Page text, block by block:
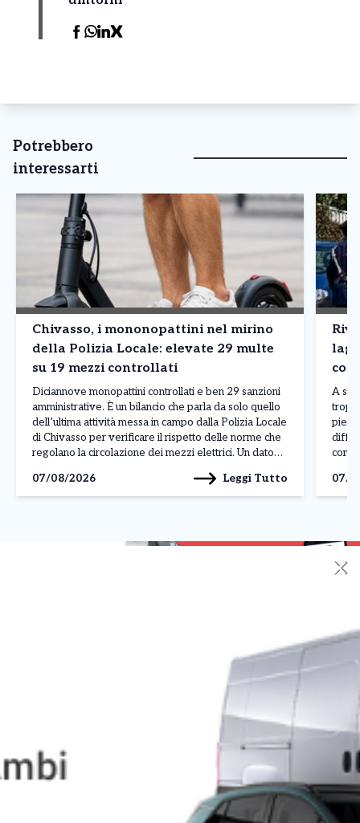
Potrebbero
interessarti
Chivasso, i mononopattini nel mirino
della Polizia Locale: elevate 29 multe
su 19 mezzi controllati
Diciannove monopattini controllati e ben 29 sanzioni
amministrative. È un bilancio che parla da solo quello
dell’ultima attività messa in campo dalla Polizia Locale
di Chivasso per verificare il rispetto delle norme che
regolano la circolazione dei mezzi elettrici. Un dato
contestate superano addirittura il numero dei veicoli
fermati: in […]
07/08/2026 Leggi Tutto
A sei
piedi.
07/
✕